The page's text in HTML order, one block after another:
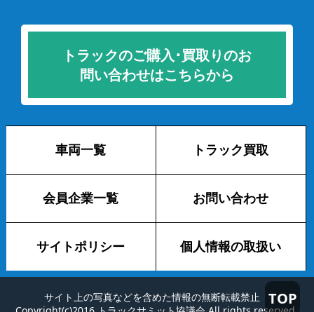
TOP
トラックのご購入･買取りのお
問い合わせはこちらから
車両一覧 トラック買取
会員企業一覧 お問い合わせ
サイトポリシー 個人情報の取扱い
サイト上の写真などを含めた情報の無断転載禁止